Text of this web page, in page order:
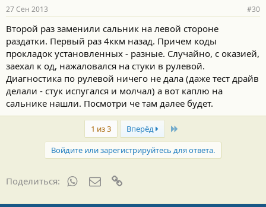
н
с
т
и
27 Сен 2013 #30
Второй раз заменили сальник на левой стороне
раздатки. Первый раз 4ккм назад. Причем коды
прокладок установленных - разные. Случайно, с оказией,
заехал к од, нажаловался на стуки в рулевой.
Диагностика по рулевой ничего не дала (даже тест драйв
делали - стук испугался и молчал) а вот каплю на
сальнике нашли. Посмотри че там далее будет.
1 из 3 Вперёд Last
Войдите или зарегистрируйтесь для ответа.
Поделиться: WhatsAppЭлектронная почта